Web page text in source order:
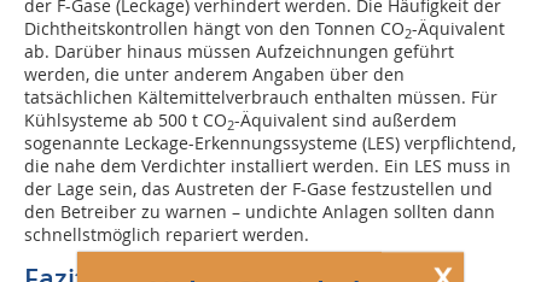
der F-Gase (Leckage) verhindert werden. Die Häufigkeit der
Dichtheitskontrollen hängt von den Tonnen CO2-Äquivalent
ab. Darüber hinaus müssen Aufzeichnungen geführt
werden, die unter anderem Angaben über den
tatsächlichen Kältemittelverbrauch enthalten müssen. Für
Kühlsysteme ab 500 t CO2-Äquivalent sind außerdem
sogenannte Leckage-Erkennungssysteme (LES) verpflichtend,
die nahe dem Verdichter installiert werden. Ein LES muss in
der Lage sein, das Austreten der F-Gase festzustellen und
den Betreiber zu warnen – undichte Anlagen sollten dann
schnellstmöglich repariert werden.